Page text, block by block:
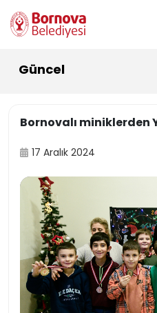
Güncel
Bornovalı miniklerden
17 Aralık 2024